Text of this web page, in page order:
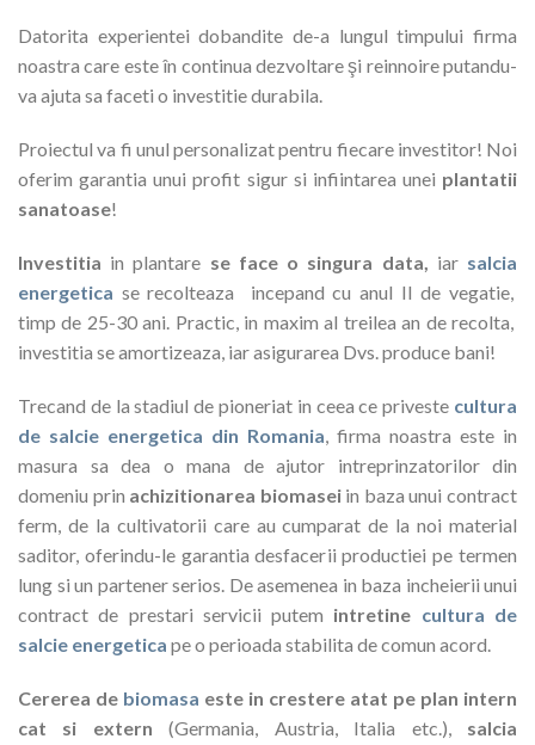
Datorita experientei dobandite de-a lungul timpului firma
noastra care este în continua dezvoltare şi reinnoire putandu-
va ajuta sa faceti o investitie durabila.
Proiectul va fi unul personalizat pentru fiecare investitor! Noi
oferim garantia unui profit sigur si infiintarea unei plantatii
sanatoase!
Investitia in plantare se face o singura data, iar salcia
energetica se recolteaza incepand cu anul II de vegatie,
timp de 25-30 ani. Practic, in maxim al treilea an de recolta,
investitia se amortizeaza, iar asigurarea Dvs. produce bani!
Trecand de la stadiul de pioneriat in ceea ce priveste cultura
de salcie energetica din Romania, firma noastra este in
masura sa dea o mana de ajutor intreprinzatorilor din
domeniu prin achizitionarea biomaseiin baza unui contract
ferm, de la cultivatorii care au cumparat de la noi material
saditor, oferindu-le garantia desfacerii productiei pe termen
lung si un partener serios. De asemenea in baza incheierii unui
contract de prestari servicii putem intretine cultura de
salcie energetica pe o perioada stabilita de comun acord.
Cererea de biomasa este in crestere atat pe plan intern
cat si extern (Germania, Austria, Italia etc.), salcia